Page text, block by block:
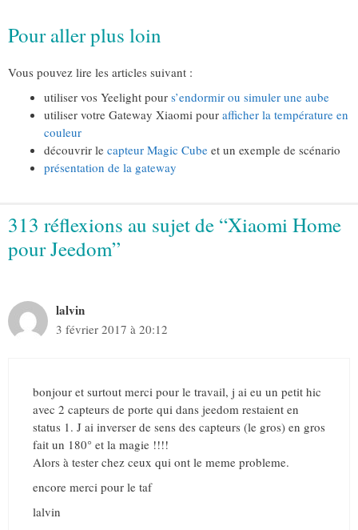
Pour aller plus loin
Vous pouvez lire les articles suivant :
utiliser vos Yeelight pour s’endormir ou simuler une aube
utiliser votre Gateway Xiaomi pour afficher la température en
couleur
découvrir le capteur Magic Cube et un exemple de scénario
présentation de la gateway
313 réflexions au sujet de “Xiaomi Home
pour Jeedom”
lalvin
3 février 2017 à 20:12
bonjour et surtout merci pour le travail, j ai eu un petit hic
avec 2 capteurs de porte qui dans jeedom restaient en
status 1. J ai inverser de sens des capteurs (le gros) en gros
fait un 180° et la magie !!!!
Alors à tester chez ceux qui ont le meme probleme.
encore merci pour le taf
lalvin